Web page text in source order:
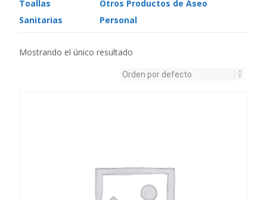
Toallas
Sanitarias
Otros Productos de Aseo
Personal
Mostrando el único resultado